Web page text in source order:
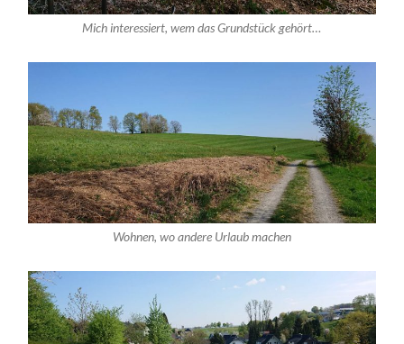
Mich interessiert, wem das Grundstück gehört…
Wohnen, wo andere Urlaub machen